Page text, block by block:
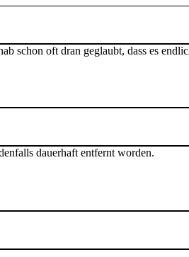
schon oft dran geglaubt, dass es
dauerhaft entfernt worden.